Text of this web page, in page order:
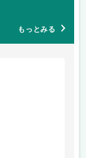
もっとみる